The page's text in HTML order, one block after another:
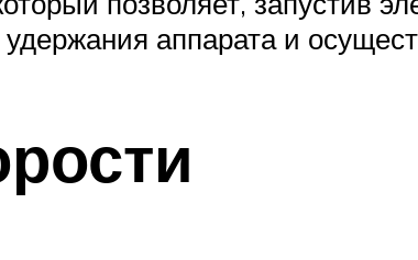
аппарата и